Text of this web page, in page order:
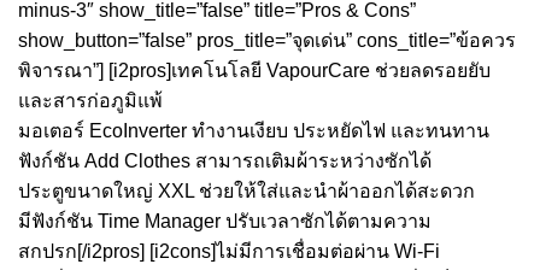
minus-3″ show_title=”false” title=”Pros & Cons”
show_button=”false” pros_title=”จุดเด่น” cons_title=”ข้อควร
พิจารณา”] [i2pros]เทคโนโลยี VapourCare ช่วยลดรอยยับ
และสารก่อภูมิแพ้
มอเตอร์ EcoInverter ทำงานเงียบ ประหยัดไฟ และทนทาน
ฟังก์ชัน Add Clothes สามารถเติมผ้าระหว่างซักได้
ประตูขนาดใหญ่ XXL ช่วยให้ใส่และนำผ้าออกได้สะดวก
มีฟังก์ชัน Time Manager ปรับเวลาซักได้ตามความ
สกปรก[/i2pros] [i2cons]ไม่มีการเชื่อมต่อผ่าน Wi-Fi